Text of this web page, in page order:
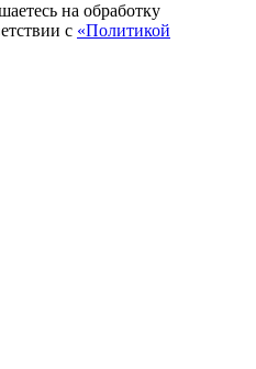
на обработку
с «Политикой